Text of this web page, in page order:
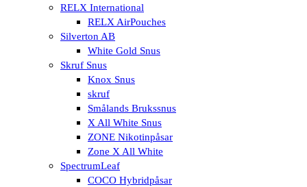
RELX International
RELX AirPouches
Silverton AB
White Gold Snus
Skruf Snus
Knox Snus
skruf
Smålands Brukssnus
X All White Snus
ZONE Nikotinpåsar
Zone X All White
SpectrumLeaf
COCO Hybridpåsar